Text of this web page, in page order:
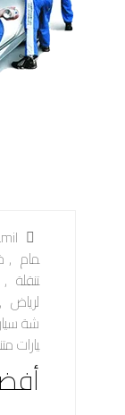
مام ,
تنقلة ,
لرياض ,
شة
يارات